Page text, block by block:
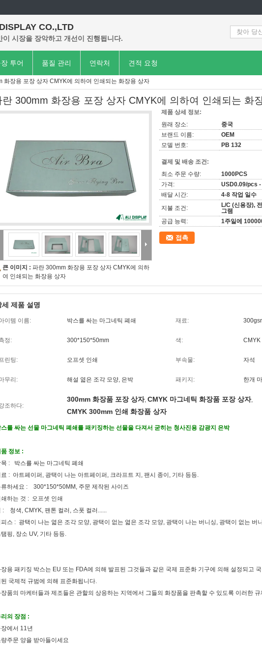
CO.,LTD
이 시장을 장악하고 개선이 진행됩니다.
투어 품질 관리 연락처 견적 요청
화장용 포장 상자 CMYK에 의하여 인쇄되는 화장용 상자
란 300mm 화장용 포장 상자 CMYK에 의하여 인쇄되는 화
큰 이미지 : 파란 300mm 화장용 포장 상자 CMYK에 의하
여 인쇄되는 화장용 상자
제품 상세 정보:
원래 장소:
중국
브랜드 이름:
OEM
모델 번호:
PB 132
결제 및 배송 조건:
최소 주문 수량:
1000PCS
가격:
USD0.09/pcs
배달 시간:
4-8 작업 일수
지불 조건:
L/C (신용장),
그램
공급 능력:
1주일에
접촉
세 제품 설명
이템 이름: 박스를 싸는 마그네틱 폐쇄 재료:
정: 300*150*50mm 색: CMYK
린팅: 오프셋 인쇄 부속물: 자석
무리: 해설 엷은 조각 모양, 은박 패키지: 한개
조하다:
300mm 화장품 포장 상자, CMYK 마그네틱 화장품 포장 상자,
CMYK 300mm 인쇄 화장품 상자
를 싸는 선물 마그네틱 폐쇄를 패키징하는 선물을 다져서 굳히는 청사진용 감광지 은박
정보 :
목 : 박스를 싸는 마그네틱 폐쇄
: 아트페이퍼, 광택이 나는 아트페이퍼, 크라프트 지, 팬시 종이, 기타 등등.
류하세요 : 300*150*50MM, 주문 제작된 사이즈
하는 것 : 오프셋 인쇄
: 청색, CMYK, 팬톤 컬러, 스폿 컬러......
스 : 광택이 나는 엷은 조각 모양, 광택이 없는 엷은 조각 모양, 광택이 나는 버니싱, 광택이 없는 버
핑, 장소 UV, 기타 등등.
용 패키징 박스는 EU 또는 FDA에 의해 발표된 그것들과 같은 국제 표준화 기구에 의해 설정되고
국제적 규범에 의해 표준화됩니다.
품의 마케터들과 제조들은 관할의 상응하는 지역에서 그들의 화장품을 판촉할 수 있도록 이러한
의 장점 :
에서 11년
주문 양을 받아들이세요